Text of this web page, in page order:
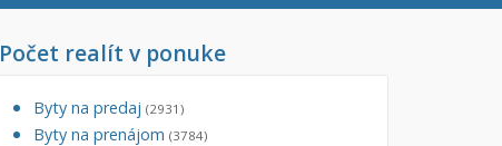
Počet realít v ponuke
Byty na predaj (2931)
Byty na prenájom (3784)